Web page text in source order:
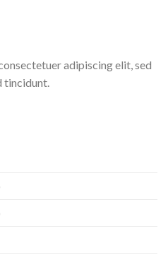
adipiscing elit, sed
tincidunt.